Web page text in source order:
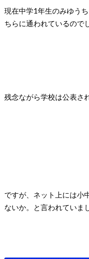
現在中学1年生のみゆう
ちらに通われているので
残念ながら学校は公表さ
ですが、ネット上には小
ないか。と言われていま